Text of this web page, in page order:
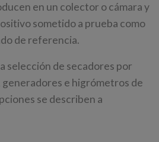
en un colector o cámara y
sometido a prueba como
de referencia.
selección de secadores por
generadores e higrómetros de
se describen a